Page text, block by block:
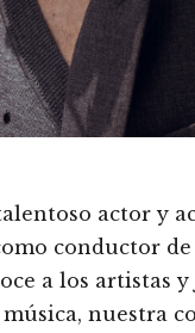
actor y
conductor de
a los artistas
nuestra